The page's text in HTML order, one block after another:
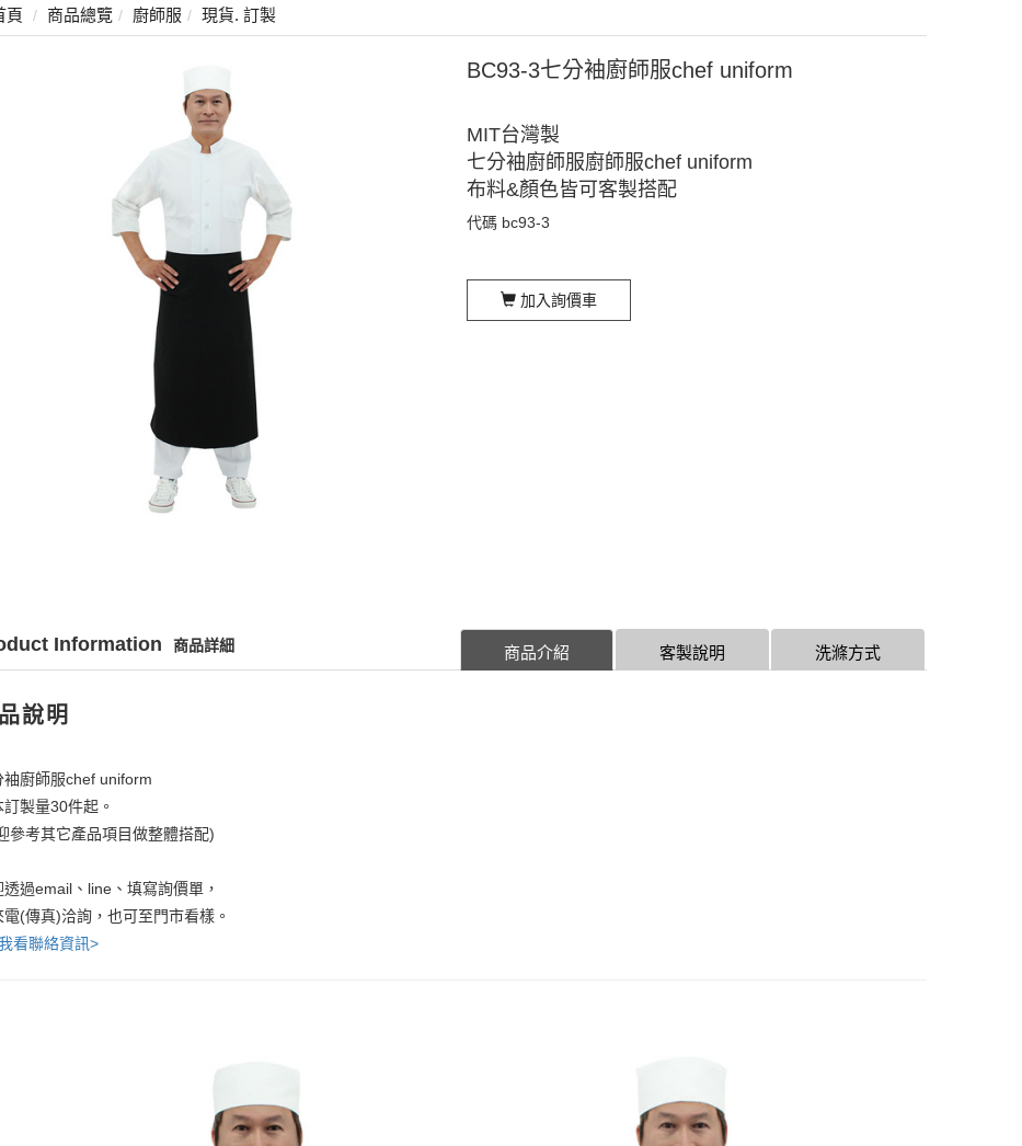
頁 商品總覽 廚師服 現貨. 訂製
BC93-3七分袖廚師服chef uniform
MIT台灣製
七分袖廚師服廚師服chef uniform
布料&顏色皆可客製搭配
代碼 bc93-3
加入詢價車
Information 商品詳細 洗滌方式
客製說明
商品介紹
說明
袖廚師服chef uniform
訂製量30件起。
參考其它產品項目做整體搭配)
透過email、line、填寫詢價單，
電(傳真)洽詢，也可至門市看樣。
看聯絡資訊>